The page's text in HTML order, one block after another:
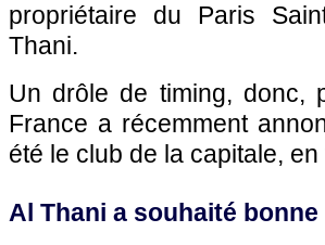
propriétaire du Paris
Thani.
Un drôle de timing, donc,
France a récemment
été le club de la capitale,
Al Thani a souhaité